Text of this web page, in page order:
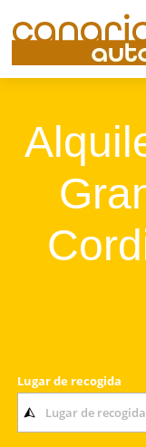
Lugar de recogida